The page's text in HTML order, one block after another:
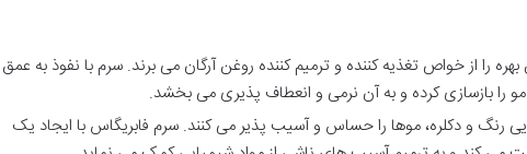
را از خواص تغذیه کننده و ترمیم کننده روغن آرگان می برند. سرم با نفوذ به عمق
مو را بازسازی کرده و به آن نرمی و انعطاف پذیری می بخشد.
رنگ و دکلره، موها را حساس و آسیب پذیر می کنند. سرم فابریگاس با ایجاد یک